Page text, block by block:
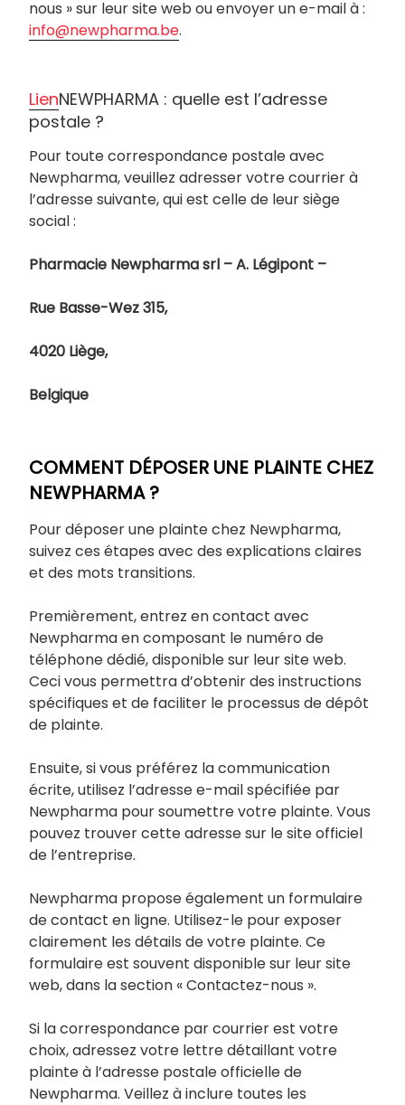
nous » sur leur site web ou envoyer un e-mail à :
info@newpharma.be.
LienNEWPHARMA : quelle est l’adresse
postale ?
Pour toute correspondance postale avec
Newpharma, veuillez adresser votre courrier à
l’adresse suivante, qui est celle de leur siège
social :
Pharmacie Newpharma srl – A. Légipont –
Rue Basse-Wez 315,
4020 Liège,
Belgique
COMMENT DÉPOSER UNE PLAINTE CHEZ
NEWPHARMA ?
Pour déposer une plainte chez Newpharma,
suivez ces étapes avec des explications claires
et des mots transitions.
Premièrement, entrez en contact avec
Newpharma en composant le numéro de
téléphone dédié, disponible sur leur site web.
Ceci vous permettra d’obtenir des instructions
spécifiques et de faciliter le processus de dépôt
de plainte.
Ensuite, si vous préférez la communication
écrite, utilisez l’adresse e-mail spécifiée par
Newpharma pour soumettre votre plainte. Vous
pouvez trouver cette adresse sur le site officiel
de l’entreprise.
Newpharma propose également un formulaire
de contact en ligne. Utilisez-le pour exposer
clairement les détails de votre plainte. Ce
formulaire est souvent disponible sur leur site
web, dans la section « Contactez-nous ».
Si la correspondance par courrier est votre
choix, adressez votre lettre détaillant votre
plainte à l’adresse postale officielle de
Newpharma. Veillez à inclure toutes les